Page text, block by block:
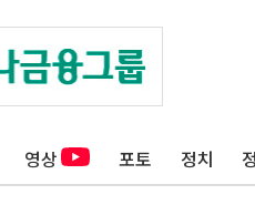
영상 포토 정치